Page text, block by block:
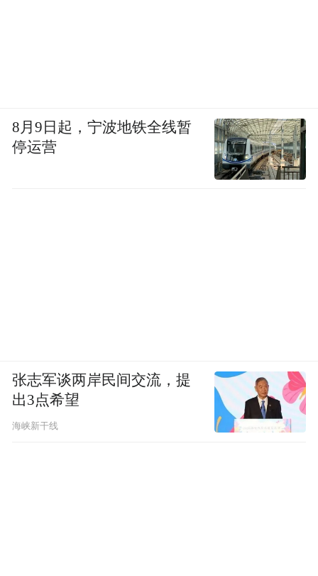
8月9日起，宁波地铁全线暂
停运营
张志军谈两岸民间交流，提
出3点希望
海峡新干线